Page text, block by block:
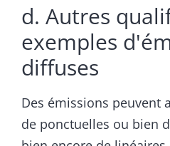
d. Autres
exemples
diffuses
Des émissions peuvent
de ponctuelles ou bien